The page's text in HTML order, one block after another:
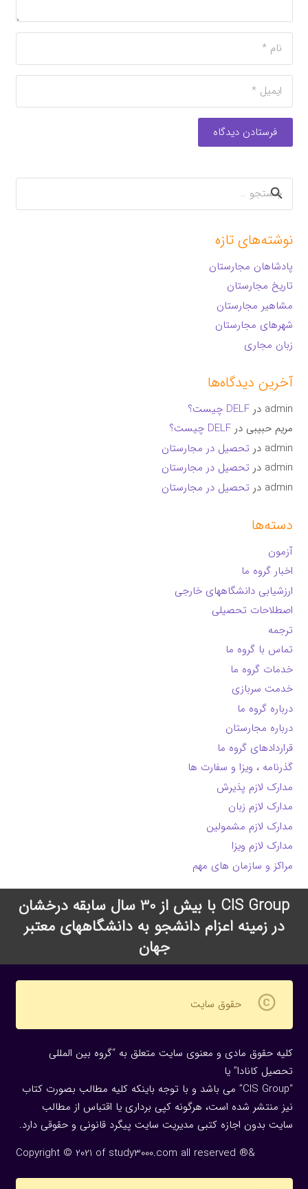
فرستادن دیدگاه
جستجو
برای:
نوشته‌های تازه
پادشاهان مجارستان
تاریخ مجارستان
مشاهیر مجارستان
شهرهای مجارستان
زبان مجاری
آخرین دیدگاه‌ها
admin درDELF چیست؟
مریم حبیبی درDELF چیست؟
admin در تحصیل در مجارستان
admin در تحصیل در مجارستان
admin در تحصیل در مجارستان
دسته‌ها
آزمون
اخبار گروه ما
ارزشیابی دانشگاههای خارجی
اصطلاحات تحصیلی
ترجمه
تماس با گروه ما
خدمات گروه ما
خدمت سربازی
درباره گروه ما
درباره مجارستان
قراردادهای گروه ما
گذرنامه ، ویزا و سفارت ها
مدارک لازم پذیرش
مدارک لازم زبان
مدارک لازم مشمولین
مدارک لازم ویزا
مراکز و سازمان های مهم
CIS Group با بیش از 30 سال سابقه درخشان
در زمینه اعزام دانشجو به دانشگاههای معتبر
جهان
copyright حقوق سایت
کلیه حقوق مادی و معنوی سایت متعلق به “گروه بین المللی
تحصیل کانادا” یا
“CIS Group” می باشد و با توجه باینکه کلیه مطالب بصورت کتاب
نیز منتشر شده است، هرگونه كپی برداری یا اقتباس از مطالب
سایت بدون اجازه كتبی مدیریت سایت پیگرد قانونی و حقوقی دارد.
Copyright © 2021 of study3000.com all reserved ®&